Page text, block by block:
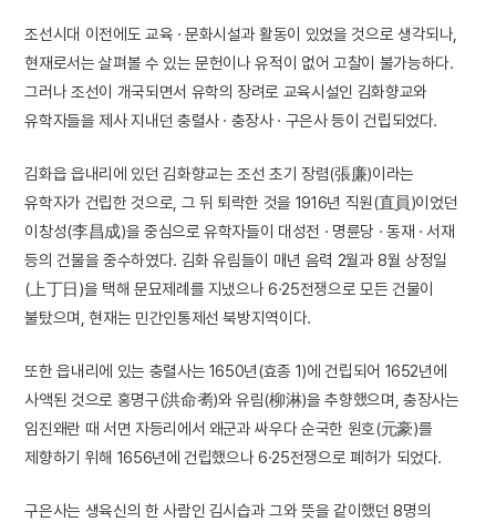
조선시대 이전에도 교육 · 문화시설과 활동이 있었을 것으로 생각되나,
현재로서는 살펴볼 수 있는 문헌이나 유적이 없어 고찰이 불가능하다.
그러나 조선이 개국되면서 유학의 장려로 교육시설인 김화향교와
유학자들을 제사 지내던 충렬사 · 충장사 · 구은사 등이 건립되었다.
김화읍 읍내리에 있던 김화향교는 조선 초기 장렴(張廉)이라는
유학자가 건립한 것으로, 그 뒤 퇴락한 것을 1916년 직원(直員)이었던
이창성(李昌成)을 중심으로 유학자들이 대성전 · 명륜당 · 동재 · 서재
등의 건물을 중수하였다. 김화 유림들이 매년 음력 2월과 8월 상정일
(上丁日)을 택해 문묘제례를 지냈으나 6·25전쟁으로 모든 건물이
불탔으며, 현재는 민간인통제선 북방지역이다.
또한 읍내리에 있는 충렬사는 1650년(효종 1)에 건립되어 1652년에
사액된 것으로 홍명구(洪命耉)와 유림(柳淋)을 추향했으며, 충장사는
임진왜란 때 서면 자등리에서 왜군과 싸우다 순국한 원호(元豪)를
제향하기 위해 1656년에 건립했으나 6·25전쟁으로 폐허가 되었다.
구은사는 생육신의 한 사람인 김시습과 그와 뜻을 같이했던 8명의